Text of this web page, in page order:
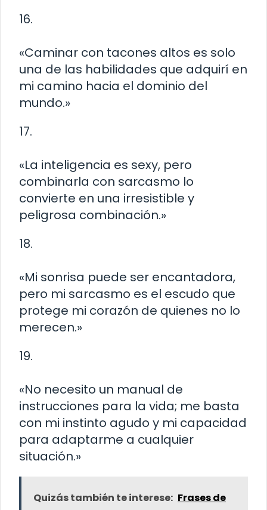
16.
«Caminar con tacones altos es solo
una de las habilidades que adquirí en
mi camino hacia el dominio del
mundo.»
17.
«La inteligencia es sexy, pero
combinarla con sarcasmo lo
convierte en una irresistible y
peligrosa combinación.»
18.
«Mi sonrisa puede ser encantadora,
pero mi sarcasmo es el escudo que
protege mi corazón de quienes no lo
merecen.»
19.
«No necesito un manual de
instrucciones para la vida; me basta
con mi instinto agudo y mi capacidad
para adaptarme a cualquier
situación.»
Quizás también te interese: Frases de